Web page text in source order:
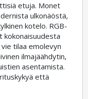
etuja. Monet
ulkonäöstä,
kotelo. RGB-
kokonaisuudesta
tilaa emolevyn
ilmajäähdytin,
asentamista.
että